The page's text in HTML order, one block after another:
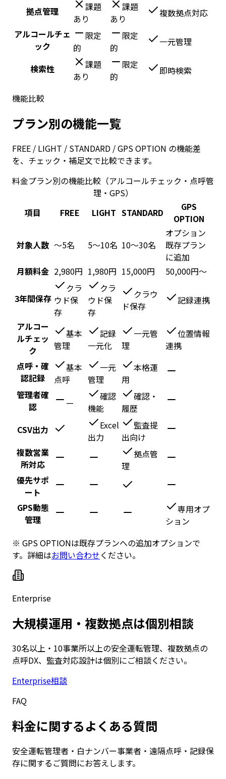
拠点管理
課題
あり
課題
あり
複数拠点対応
アルコールチェ
ック
限定
的
限定
的
一元管理
検索性
課題
あり
限定
的
即時検索
機能比較
プラン別の機能一覧
FREE / LIGHT / STANDARD / GPS OPTION の機能差
を、チェック・補足文で比較できます。
料金プラン別の機能比較（アルコールチェック・点呼管
理・GPS）
項目
FREE LIGHT STANDARD
GPS
OPTION
対象人数 〜5名 5〜10名 10〜30名
オプション
既存プラン
に追加
月額料金 2,980円 1,980円 15,000円 50,000円〜
3年間保存
クラ
ウド保
存
クラ
ウド保
存
クラウ
ド保存
記録連携
アルコー
ルチェッ
ク
基本
管理
記録
一元化
一元管
理
位置情報
連携
点呼・確
認記録
基本
点呼
一元
管理
本格運
用
管理者確
認
—
確認
機能
確認・
履歴
CSV出力
Excel
出力
監査提
出向け
複数営業
所対応
拠点管
理
優先サポ
ート
GPS動態
管理
専用オプ
ション
※ GPS OPTIONは既存プランへの追加オプションで
す。詳細はお問い合わせください。
Enterprise
大規模運用・複数拠点は個別相談
30名以上・10事業所以上の安全運転管理、複数拠点の
点呼DX、監査対応設計は個別にご相談ください。
Enterprise相談
FAQ
料金に関するよくある質問
安全運転管理者・白ナンバー事業者・遠隔点呼・記録保
存に関するご質問にお答えします。